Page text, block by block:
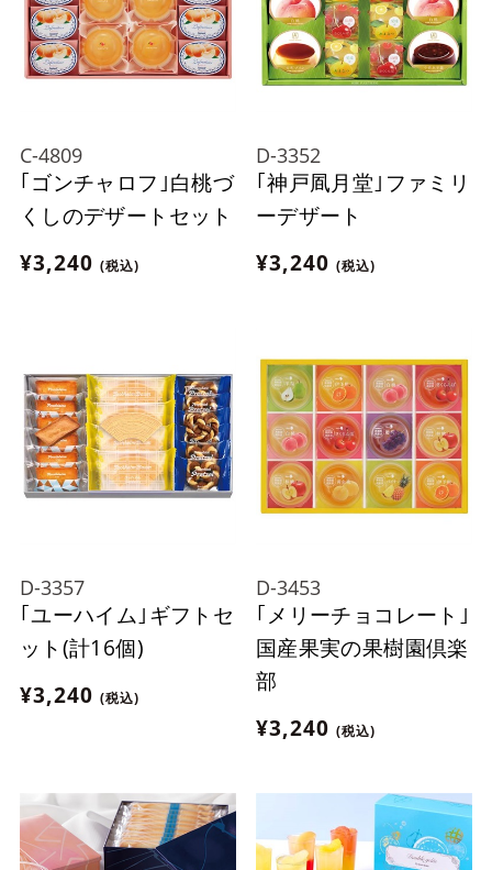
C-4809
｢ゴンチャロフ｣白桃づ
くしのデザートセット
¥3,240 (税込)
D-3352
｢神戸凮月堂｣ファミリ
ーデザート
¥3,240 (税込)
D-3357
｢ユーハイム｣ギフトセ
ット(計16個)
¥3,240 (税込)
D-3453
｢メリーチョコレート｣
国産果実の果樹園倶楽
部
¥3,240 (税込)